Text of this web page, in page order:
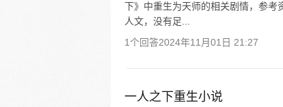
下》中重生为天师的相关剧情，参考
人文，没有足...
1个回答2024年11月01日 21:27
一人之下重生小说